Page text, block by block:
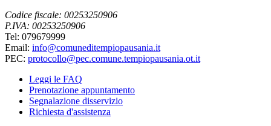
Codice fiscale: 00253250906
P.IVA: 00253250906
Tel: 079679999
Email: info@comuneditempiopausania.it
PEC: protocollo@pec.comune.tempiopausania.ot.it
Leggi le FAQ
Prenotazione appuntamento
Segnalazione disservizio
Richiesta d'assistenza